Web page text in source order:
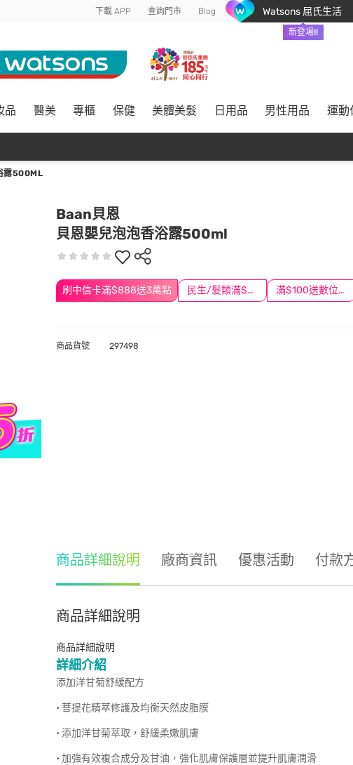
下載 APP 查詢門市 Blog Watsons 屈氏生活
新登場!!
品 醫美 專櫃 保健 美體美髮 日用品 男性用品 運動
露500ML
Baan貝恩
貝恩嬰兒泡泡香浴露500ml
刷中信卡滿$888送3萬點 民生/髮類滿$388送舒潔冰巾 滿$100送數位印花
商品貨號 297498
商品詳細說明 廠商資訊 優惠活動 付款
商品詳細說明
商品詳細說明
詳細介紹
添加洋甘菊舒緩配方
• 菩提花精萃修護及均衡天然皮脂膜
• 添加洋甘菊萃取，舒緩柔嫩肌膚
• 加強有效複合成分及甘油，強化肌膚保護層並提升肌膚潤滑